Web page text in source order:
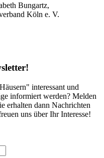
Bungartz,
Köln e. V.
interessant und
informiert werden? Melden
erhalten dann Nachrichten
uns über Ihr Interesse!